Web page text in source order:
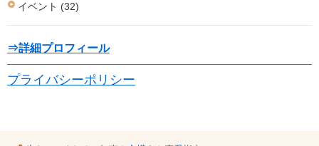
イベント (32)
⇒詳細プロフィール
プライバシーポリシー